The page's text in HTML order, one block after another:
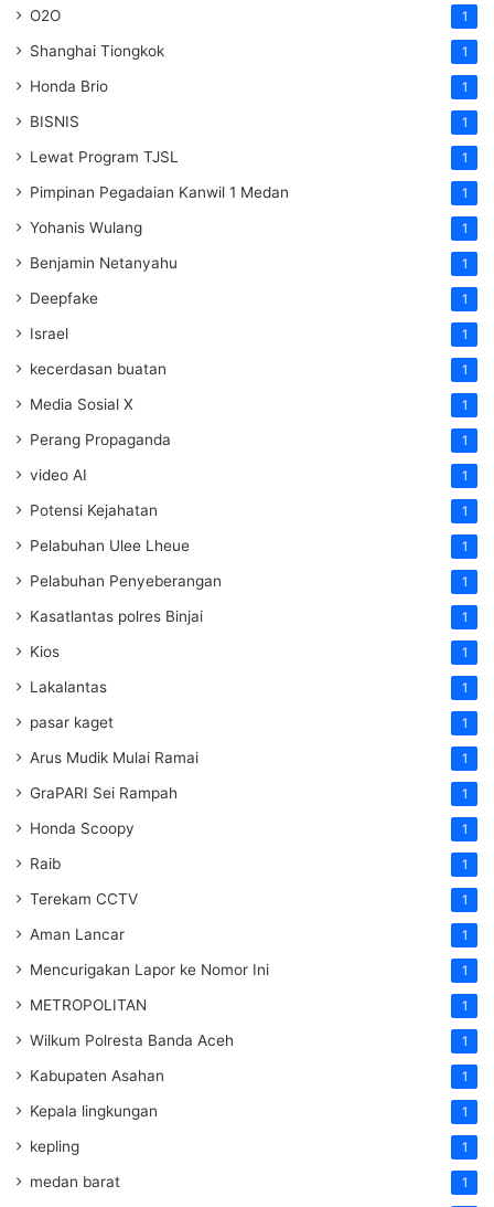
O2O 1
Shanghai Tiongkok 1
Honda Brio 1
BISNIS 1
Lewat Program TJSL 1
Pimpinan Pegadaian Kanwil 1 Medan 1
Yohanis Wulang 1
Benjamin Netanyahu 1
Deepfake 1
Israel 1
kecerdasan buatan 1
Media Sosial X 1
Perang Propaganda 1
video AI 1
Potensi Kejahatan 1
Pelabuhan Ulee Lheue 1
Pelabuhan Penyeberangan 1
Kasatlantas polres Binjai 1
Kios 1
Lakalantas 1
pasar kaget 1
Arus Mudik Mulai Ramai 1
GraPARI Sei Rampah 1
Honda Scoopy 1
Raib 1
Terekam CCTV 1
Aman Lancar 1
Mencurigakan Lapor ke Nomor Ini 1
METROPOLITAN 1
Wilkum Polresta Banda Aceh 1
Kabupaten Asahan 1
Kepala lingkungan 1
kepling 1
medan barat 1